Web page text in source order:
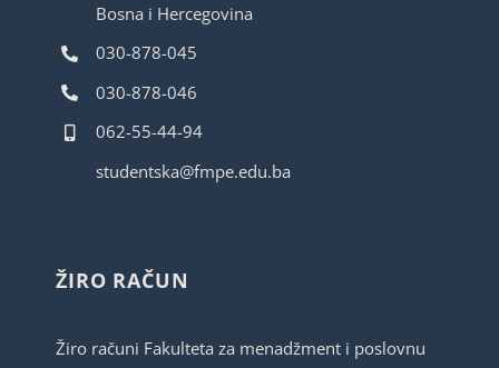
Bosna i Hercegovina
030-878-045
030-878-046
062-55-44-94
studentska@fmpe.edu.ba
ŽIRO RAČUN
Žiro računi Fakulteta za menadžment i poslovnu